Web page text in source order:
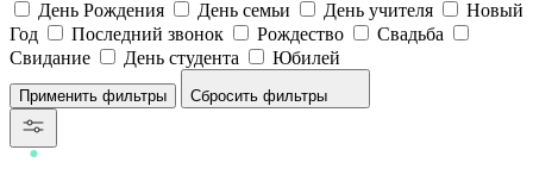
День Рождения
День семьи День учителя
Новый
Год
Последний звонок Рождество
Свадьба
Свидание
День студента Юбилей
Сбросить фильтры